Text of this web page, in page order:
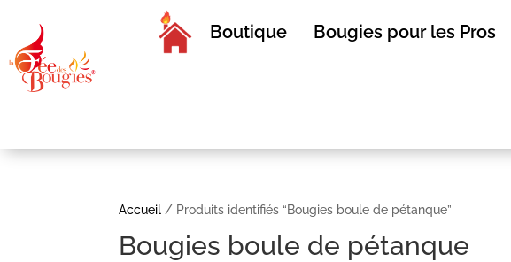
Boutique Bougies pour les Pros
Accueil / Produits identifiés “Bougies boule de pétanque”
Bougies boule de pétanque